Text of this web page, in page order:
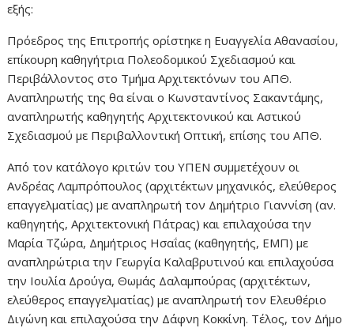
εξής:
Πρόεδρος της Επιτροπής ορίστηκε η Ευαγγελία Αθανασίου,
επίκουρη καθηγήτρια Πολεοδομικού Σχεδιασμού και
Περιβάλλοντος στο Τμήμα Αρχιτεκτόνων του ΑΠΘ.
Αναπληρωτής της θα είναι ο Κωνσταντίνος Σακαντάμης,
αναπληρωτής καθηγητής Αρχιτεκτονικού και Αστικού
Σχεδιασμού με Περιβαλλοντική Οπτική, επίσης του ΑΠΘ.
Από τον κατάλογο κριτών του ΥΠΕΝ συμμετέχουν οι
Ανδρέας Λαμπρόπουλος (αρχιτέκτων μηχανικός, ελεύθερος
επαγγελματίας) με αναπληρωτή τον Δημήτριο Γιαννίση (αν.
καθηγητής, Αρχιτεκτονική Πάτρας) και επιλαχούσα την
Μαρία Τζώρα, Δημήτριος Ησαΐας (καθηγητής, ΕΜΠ) με
αναπληρώτρια την Γεωργία Καλαβρυτινού και επιλαχούσα
την Ιουλία Δρούγα, Θωμάς Δαλαμπούρας (αρχιτέκτων,
ελεύθερος επαγγελματίας) με αναπληρωτή τον Ελευθέριο
Διγώνη και επιλαχούσα την Δάφνη Κοκκίνη. Τέλος, τον Δήμο